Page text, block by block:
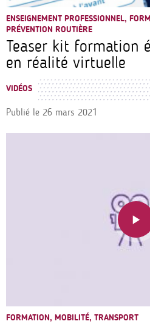
ENSEIGNEMENT PROFESSIONNEL,
PRÉVENTION ROUTIÈRE
Teaser kit formation
en réalité virtuelle
VIDÉOS
Publié le 26 mars 2021
FORMATION, MOBILITÉ, TRANSPORT